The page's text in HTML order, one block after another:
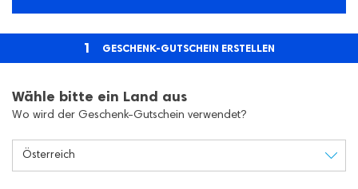
1 GESCHENK-GUTSCHEIN ERSTELLEN
Wähle bitte ein Land aus
Wo wird der Geschenk-Gutschein verwendet?
Österreich